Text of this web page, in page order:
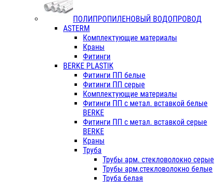
ПОЛИПРОПИЛЕНОВЫЙ ВОДОПРОВОД
ASTERM
Комплектующие материалы
Краны
Фитинги
BERKE PLASTIK
Фитинги ПП белые
Фитинги ПП серые
Комплектующие материалы
Фитинги ПП с метал. вставкой белые
BERKE
Фитинги ПП с метал. вставкой серые
BERKE
Краны
Труба
Трубы арм. стекловолокно серые
Трубы арм.стекловолокно белые
Труба белая